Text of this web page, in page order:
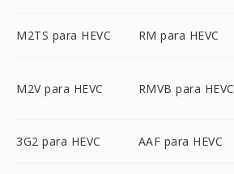
M2TS para HEVC RM para HEVC
M2V para HEVC RMVB para HEVC
3G2 para HEVC AAF para HEVC